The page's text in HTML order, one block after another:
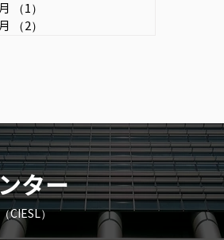
（1）
（2）
ター
）